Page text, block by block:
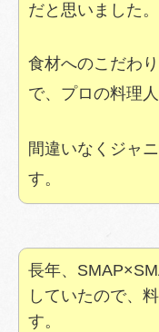
だと思いました。
食材へのこだわ
で、プロの料理
間違いなくジャ
す。
長年、
していたので、
す。